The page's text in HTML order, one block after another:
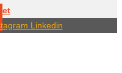
Linkedin